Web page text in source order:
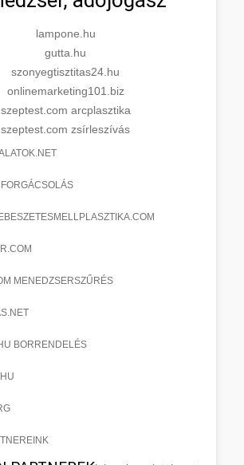
lampone.hu
gutta.hu
szonyegtisztitas24.hu
onlinemarketing101.biz
szeptest.com arcplasztika
szeptest.com zsírleszívás
MENEDZSERSZŰRÉS
BORRENDELÉS